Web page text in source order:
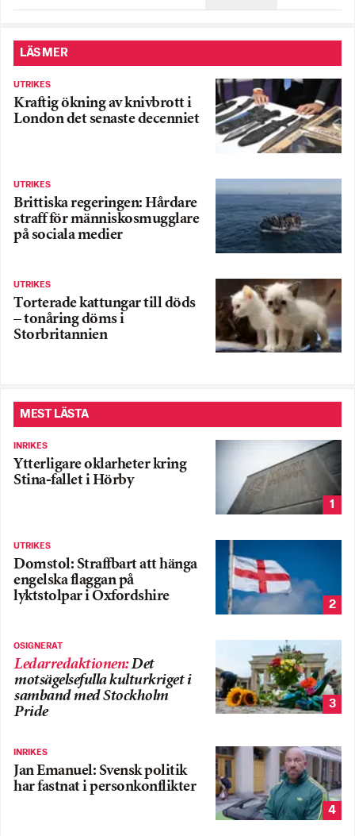
LÄS MER
UTRIKES
Kraftig ökning av knivbrott i
London det senaste decenniet
UTRIKES
Brittiska regeringen: Hårdare
straff för människosmugglare
på sociala medier
UTRIKES
Torterade kattungar till döds
– tonåring döms i
Storbritannien
MEST LÄSTA
INRIKES
Ytterligare oklarheter kring
Stina-fallet i Hörby
1
UTRIKES
Domstol: Straffbart att hänga
engelska flaggan på
lyktstolpar i Oxfordshire
2
OSIGNERAT
Ledarredaktionen:Det
motsägelsefulla kulturkriget i
samband med Stockholm
Pride
3
INRIKES
Jan Emanuel: Svensk politik
har fastnat i personkonflikter
4